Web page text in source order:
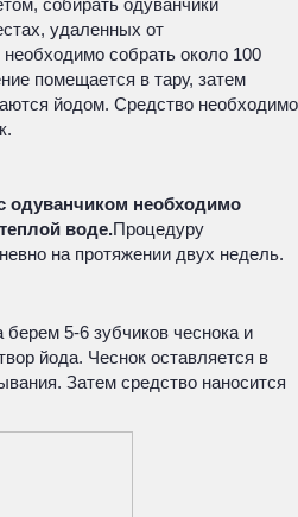
собирать одуванчики
удаленных от
собрать около 100
помещается в тару, затем
йодом. Средство необходимо
одуванчиком необходимо
воде.Процедуру
на протяжении двух недель.
берем 5-6 зубчиков чеснока и
йода. Чеснок оставляется в
Затем средство наносится